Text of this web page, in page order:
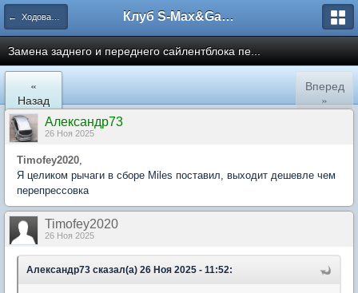
← Ходовая, рулевое управление, тормоза Клуб S-Max&Galaxy
Замена заднего и переднего сайлентблока пе...
«
Назад
Вперед
»
Александр73
26 Ноя 2025
Timofey2020,
Я целиком рычаги в сборе Miles поставил, выходит дешевле чем
перепрессовка
Timofey2020
26 Ноя 2025
Александр73 сказал(а) 26 Ноя 2025 - 11:52: